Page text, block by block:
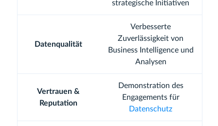
strategische Initiativen
Datenqualität
Verbesserte
Zuverlässigkeit von
Business Intelligence und
Analysen
Vertrauen &
Reputation
Demonstration des
Engagements für
Datenschutz